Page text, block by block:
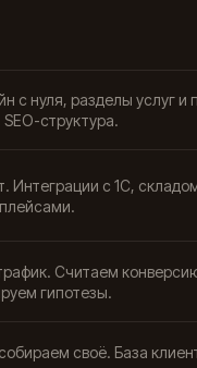
с нуля, разделы услуг и
структура.
Интеграции с 1С,
Считаем
гипотезы.
своё. База